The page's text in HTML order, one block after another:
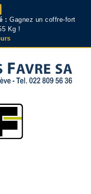
: Gagnez un coffre-fort
Kg !